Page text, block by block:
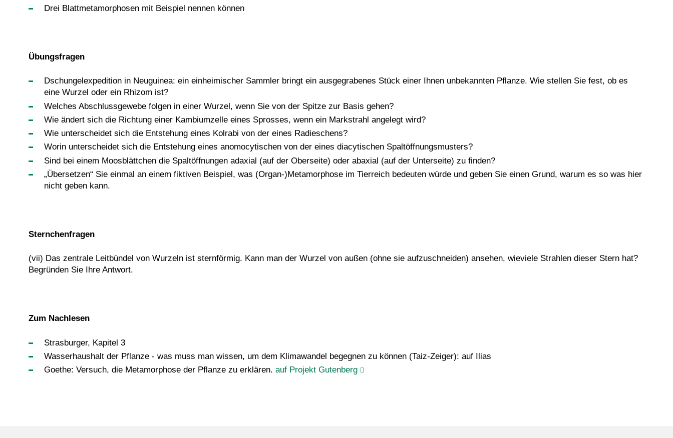
Drei Blattmetamorphosen mit Beispiel nennen können
Übungsfragen
Dschungelexpedition in Neuguinea: ein einheimischer Sammler bringt ein ausgegrabenes Stück einer Ihnen unbekannten Pflanze. Wie stellen Sie fest, ob es
eine Wurzel oder ein Rhizom ist?
Welches Abschlussgewebe folgen in einer Wurzel, wenn Sie von der Spitze zur Basis gehen?
Wie ändert sich die Richtung einer Kambiumzelle eines Sprosses, wenn ein Markstrahl angelegt wird?
Wie unterscheidet sich die Entstehung eines Kolrabi von der eines Radieschens?
Worin unterscheidet sich die Entstehung eines anomocytischen von der eines diacytischen Spaltöffnungsmusters?
Sind bei einem Moosblättchen die Spaltöffnungen adaxial (auf der Oberseite) oder abaxial (auf der Unterseite) zu finden?
„Übersetzen“ Sie einmal an einem fiktiven Beispiel, was (Organ-)Metamorphose im Tierreich bedeuten würde und geben Sie einen Grund, warum es so was hier
nicht geben kann.
Sternchenfragen
(vii) Das zentrale Leitbündel von Wurzeln ist sternförmig. Kann man der Wurzel von außen (ohne sie aufzuschneiden) ansehen, wieviele Strahlen dieser Stern hat?
Begründen Sie Ihre Antwort.
Zum Nachlesen
Strasburger, Kapitel 3
Wasserhaushalt der Pflanze - was muss man wissen, um dem Klimawandel begegnen zu können (Taiz-Zeiger): auf Ilias
Goethe: Versuch, die Metamorphose der Pflanze zu erklären. auf Projekt Gutenberg